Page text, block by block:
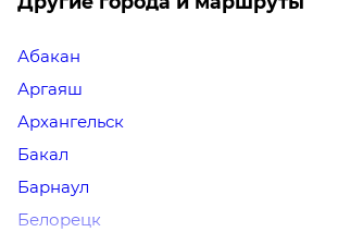
Абакан
Аргаяш
Архангельск
Бакал
Барнаул
Белорецк